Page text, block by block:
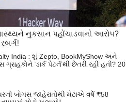
નુકસાન પહોંચાડવાનો આરોપ?
India : શું Zepto, BookMyShow અને
‘ડાર્ક પેટર્ન’થી છેતરી રહી હતી? 20
બોગસ જાહેરાતોથી મેટાએ વર્ષે ₹58